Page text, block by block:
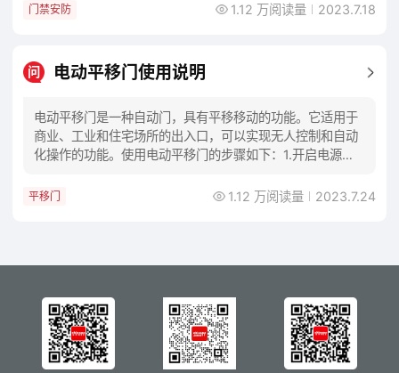
门禁安防 1.12 万阅读量 2023.7.18
问 电动平移门使用说明
电动平移门是一种自动门，具有平移移动的功能。它适用于
商业、工业和住宅场所的出入口，可以实现无人控制和自动
化操作的功能。使用电动平移门的步骤如下：1.开启电源：
平移门 1.12 万阅读量 2023.7.24